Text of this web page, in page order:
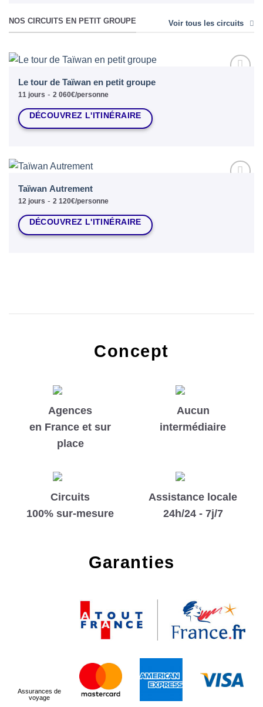
NOS CIRCUITS EN PETIT GROUPE Voir tous les circuits
Le tour de Taïwan en petit groupe
11 jours - 2 060€/personne
DÉCOUVREZ L'ITINÉRAIRE
Taïwan Autrement
12 jours - 2 120€/personne
DÉCOUVREZ L'ITINÉRAIRE
Concept
Agences
en France et sur
place
Aucun
intermédiaire
Circuits
100% sur-mesure
Assistance locale
24h/24 - 7j/7
Garanties
Assurances de
voyage